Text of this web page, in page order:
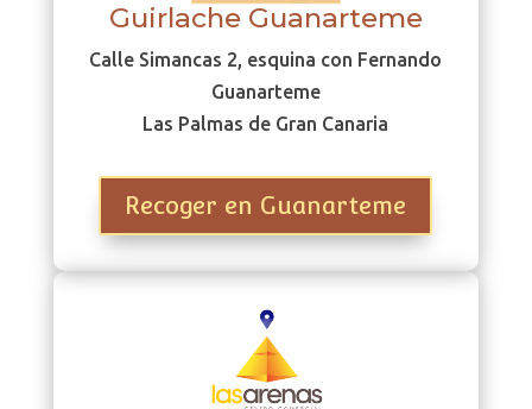
Guirlache Guanarteme
Calle Simancas 2, esquina con Fernando
Guanarteme
Las Palmas de Gran Canaria
Recoger en Guanarteme